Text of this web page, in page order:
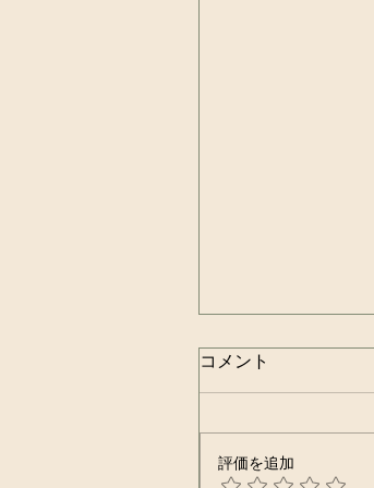
コメント
評価を追加